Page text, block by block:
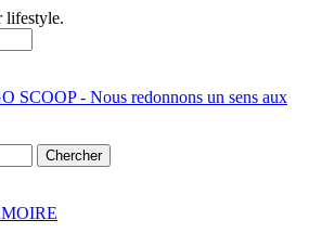
lifestyle.
SCOOP - Nous redonnons un sens aux